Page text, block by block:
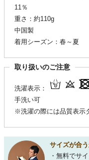
11％
重さ：約110g
中国製
着用シーズン：春～夏
取り扱いのご注意
洗濯表示：
手洗い可
※洗濯の際には品質表示
サイズが合
・無料でサ